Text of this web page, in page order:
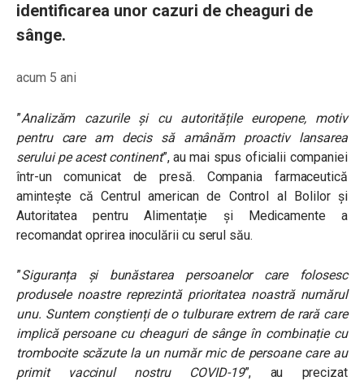
identificarea unor cazuri de cheaguri de
sânge.
acum 5 ani
”Analizăm cazurile și cu autoritățile europene, motiv
pentru care am decis să amânăm proactiv lansarea
serului pe acest continent”, au mai spus oficialii companiei
într-un comunicat de presă. Compania farmaceutică
amintește că Centrul american de Control al Bolilor și
Autoritatea pentru Alimentație și Medicamente a
recomandat oprirea inoculării cu serul său.
”Siguranța și bunăstarea persoanelor care folosesc
produsele noastre reprezintă prioritatea noastră numărul
unu. Suntem conștienți de o tulburare extrem de rară care
implică persoane cu cheaguri de sânge în combinație cu
trombocite scăzute la un număr mic de persoane care au
primit vaccinul nostru COVID-19”, au precizat